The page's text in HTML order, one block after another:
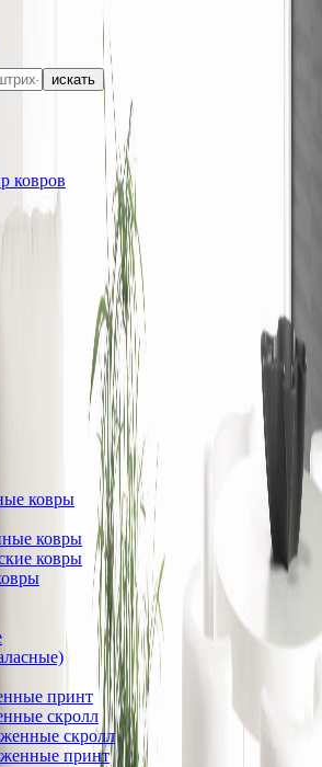
искать
ковров
ковры
ковры
ковры
принт
скролл
скролл
принт